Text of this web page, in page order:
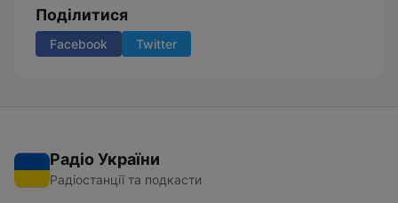
Поділитися
Facebook Twitter
Радіо України
Радіостанції та подкасти